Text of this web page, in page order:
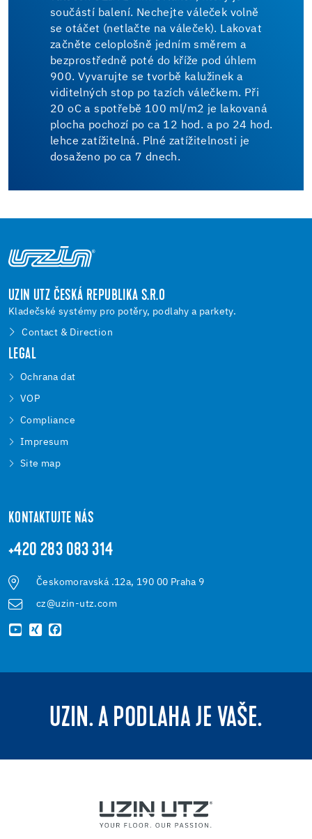
součástí balení. Nechejte váleček volně
se otáčet (netlačte na váleček). Lakovat
začněte celoplošně jedním směrem a
bezprostředně poté do kříže pod úhlem
900. Vyvarujte se tvorbě kalužinek a
viditelných stop po tazích válečkem. Při
20 oC a spotřebě 100 ml/m2 je lakovaná
plocha pochozí po ca 12 hod. a po 24 hod.
lehce zatížitelná. Plné zatížitelnosti je
dosaženo po ca 7 dnech.
UZIN UTZ ČESKÁ REPUBLIKA S.R.O
Kladečské systémy pro potěry, podlahy a parkety.
Contact & Direction
LEGAL
Ochrana dat
VOP
Compliance
Impresum
Site map
KONTAKTUJTE NÁS
+420 283 083 314
Českomoravská .12a, 190 00 Praha 9
cz@uzin-utz.com
UZIN. A PODLAHA JE VAŠE.